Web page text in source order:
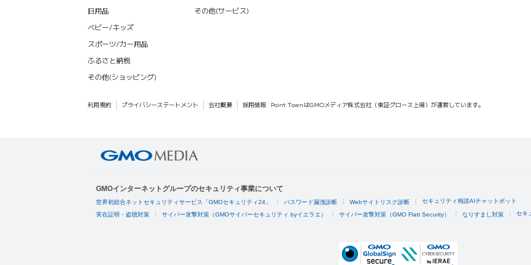
日用品
ベビー/キッズ
スポーツ/カー用品
ふるさと納税
その他(ショッピング)
その他(サービス)
利用規約 プライバシーステートメント 会社概要 採用情報 Point TownはGMOメディア株式会社（東証グロース上場）が運営しています。
GMOインターネットグループのセキュリティ事業について
世界初総合ネットセキュリティサービス「GMOセキュリティ24」 パスワード漏洩診断 Webサイトリスク診断 セキュリティ相談AIチャットボット
実在証明・盗聴対策 サイバー攻撃対策（GMOサイバーセキュリティ byイエラエ） サイバー攻撃対策（GMO Flatt Security） なりすまし対策 セキ